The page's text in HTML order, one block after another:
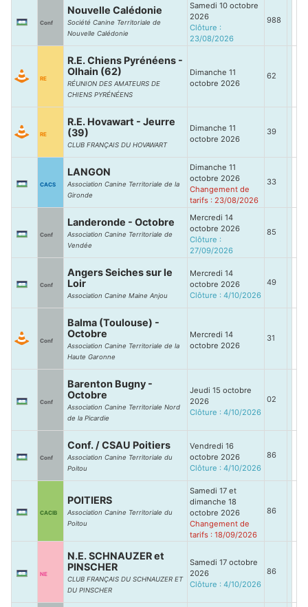
Conf
Nouvelle Calédonie
Société Canine Territoriale de
Nouvelle Calédonie
Samedi 10 octobre
2026
Clôture :
23/08/2026
988
RE
R.E. Chiens Pyrénéens -
Olhain (62)
RÉUNION DES AMATEURS DE
CHIENS PYRÉNÉENS
Dimanche 11
octobre 2026
62
RE
R.E. Hovawart - Jeurre
(39)
CLUB FRANÇAIS DU HOVAWART
Dimanche 11
octobre 2026
39
CACS
LANGON
Association Canine Territoriale de la
Gironde
Dimanche 11
octobre 2026
Changement de
tarifs : 23/08/2026
33
Conf
Landeronde - Octobre
Association Canine Territoriale de
Vendée
Mercredi 14
octobre 2026
Clôture :
27/09/2026
85
Conf
Angers Seiches sur le
Loir
Association Canine Maine Anjou
Mercredi 14
octobre 2026
Clôture : 4/10/2026
49
Conf
Balma (Toulouse) -
Octobre
Association Canine Territoriale de la
Haute Garonne
Mercredi 14
octobre 2026
31
Conf
Barenton Bugny -
Octobre
Association Canine Territoriale Nord
de la Picardie
Jeudi 15 octobre
2026
Clôture : 4/10/2026
02
Conf
Conf. / CSAU Poitiers
Association Canine Territoriale du
Poitou
Vendredi 16
octobre 2026
Clôture : 4/10/2026
86
CACIB
POITIERS
Association Canine Territoriale du
Poitou
Samedi 17 et
dimanche 18
octobre 2026
Changement de
tarifs : 18/09/2026
86
NE
N.E. SCHNAUZER et
PINSCHER
CLUB FRANÇAIS DU SCHNAUZER ET
DU PINSCHER
Samedi 17 octobre
2026
Clôture : 4/10/2026
86